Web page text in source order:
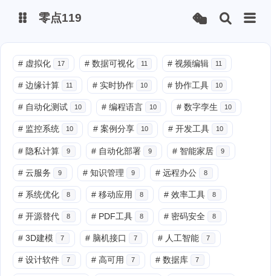
微博
抖音
零点119
# 虚拟化 17 # 数据可视化 11 # 视频编辑 11
# 边缘计算 11 # 实时协作 10 # 协作工具 10
# 自动化测试 10 # 编程语言 10 # 数字孪生 10
# 监控系统 10 # 案例分享 10 # 开发工具 10
# 隐私计算 9 # 自动化部署 9 # 智能家居 9
# 云服务 9 # 知识管理 9 # 远程办公 8
# 系统优化 8 # 移动应用 8 # 效率工具 8
# 开源替代 8 # PDF工具 8 # 密码安全 8
# 3D建模 7 # 脑机接口 7 # 人工智能 7
# 设计软件 7 # 高可用 7 # 数据库 7